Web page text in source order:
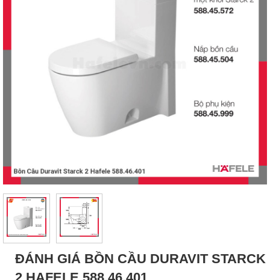
ĐÁNH GIÁ BỒN CẦU DURAVIT STARCK